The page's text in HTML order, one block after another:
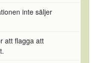
inte säljer
att flagga att